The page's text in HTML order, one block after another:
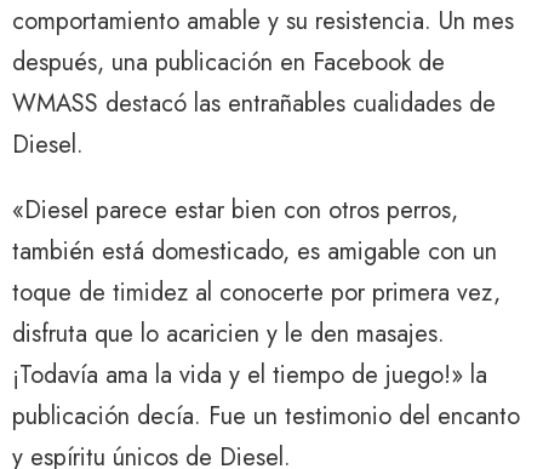
comportamiento amable y su resistencia. Un mes
después, una publicación en Facebook de
WMASS destacó las entrañables cualidades de
Diesel.
«Diesel parece estar bien con otros perros,
también está domesticado, es amigable con un
toque de timidez al conocerte por primera vez,
disfruta que lo acaricien y le den masajes.
¡Todavía ama la vida y el tiempo de juego!» la
publicación decía. Fue un testimonio del encanto
y espíritu únicos de Diesel.